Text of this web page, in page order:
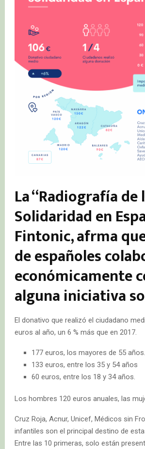
La “Radiografía de
Solidaridad en
Fintonic, afrma
de españoles
económicamente
alguna iniciativa
El donativo que realizó el ciudadano
euros al año, un 6 % más que en 2017.
177 euros, los mayores de 55 años.
133 euros, entre los 35 y 54 años
60 euros, entre los 18 y 34 años.
Los hombres 120 euros anuales, las
Cruz Roja, Acnur, Unicef, Médicos sin
infantiles son el principal destino de
Entre las 10 primeras, solo están